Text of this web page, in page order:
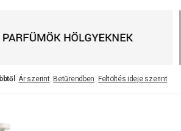
Ár szerint Betűrendben Feltöltés ideje szerint